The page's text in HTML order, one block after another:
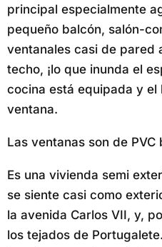
principal especialmente
pequeño balcón, salón-
ventanales casi de pared
techo, ¡lo que inunda el
cocina está equipada y
ventana.
Las ventanas son de
Es una vivienda semi
se siente casi como
la avenida Carlos VII, y,
los tejados de